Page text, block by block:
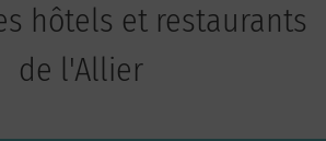
hôtels et restaurants
de l'Allier